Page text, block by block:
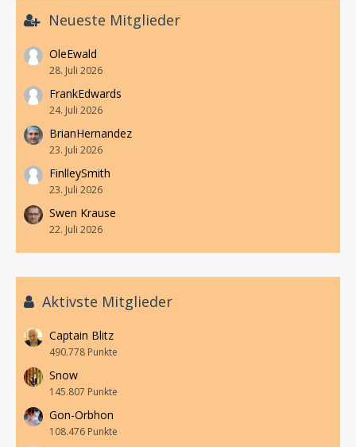
Neueste Mitglieder
OleEwald
28. Juli 2026
FrankEdwards
24. Juli 2026
BrianHernandez
23. Juli 2026
FinlleySmith
23. Juli 2026
Swen Krause
22. Juli 2026
Aktivste Mitglieder
Captain Blitz
490.778 Punkte
Snow
145.807 Punkte
Gon-Orbhon
108.476 Punkte